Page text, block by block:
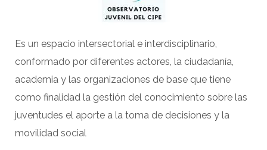
Es un espacio intersectorial e interdisciplinario,
conformado por diferentes actores, la ciudadanía,
academia y las organizaciones de base que tiene
como finalidad la gestión del conocimiento sobre las
juventudes el aporte a la toma de decisiones y la
movilidad social